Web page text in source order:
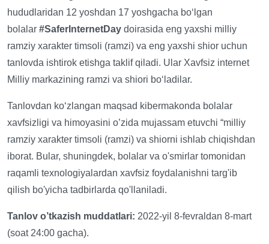
hududlaridan 12 yoshdan 17 yoshgacha bo‘lgan
bolalar #SaferInternetDay doirasida eng yaxshi milliy
ramziy xarakter timsoli (ramzi) va eng yaxshi shior uchun
tanlovda ishtirok etishga taklif qiladi. Ular Xavfsiz internet
Milliy markazining ramzi va shiori bo‘ladilar.
Tanlovdan ko‘zlangan maqsad kibermakonda bolalar
xavfsizligi va himoyasini o’zida mujassam etuvchi “milliy
ramziy xarakter timsoli (ramzi) va shiorni ishlab chiqishdan
iborat. Bular, shuningdek, bolalar va o'smirlar tomonidan
raqamli texnologiyalardan xavfsiz foydalanishni targ'ib
qilish bo'yicha tadbirlarda qo'llaniladi.
Tanlov o’tkazish muddatlari: 2022-yil 8-fevraldan 8-mart
(soat 24:00 gacha).